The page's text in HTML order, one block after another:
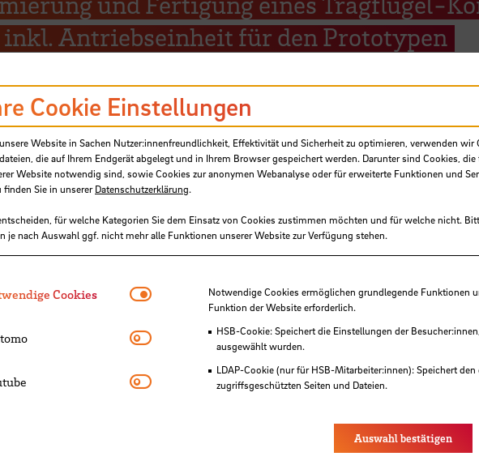
Antriebseinheit für den Prototypen
Teams der Hochschule Bremen
HSB
Cookie Einstellungen
Website in Sachen Nutzer:innenfreundlichkeit, Effektivität und Sicherheit zu optimieren, verwenden wir
die auf Ihrem Endgerät abgelegt und in Ihrem Browser gespeichert werden. Darunter sind Cookies,
Website notwendig sind, sowie Cookies zur anonymen Webanalyse oder für erweiterte Funktionen und
finden Sie in unsererDatenschutzerklärung.
für welche Kategorien Sie dem Einsatz von Cookies zustimmen möchten und für welche nicht.
je nach Auswahl ggf. nicht mehr alle Funktionen unserer Website zur Verfügung stehen.
Cookies Notwendige CookiesNotwendige Cookies ermöglichen grundlegende Funktionen
Funktion der Website erforderlich.
HSB-Cookie: Speichert die Einstellungen der
ausgewählt wurden.
LDAP-Cookie (nur für HSB-Mitarbeiter:innen): Speichert
zugriffsgeschützten Seiten und Dateien.
Matomo
Youtube
Auswahl bestätigen